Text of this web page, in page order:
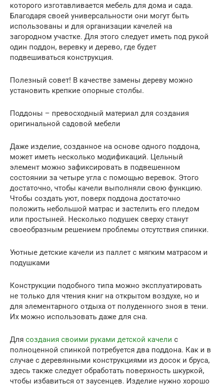
которого изготавливается мебель для дома и сада.
Благодаря своей универсальности они могут быть
использованы и для организации качелей на
загородном участке. Для этого следует иметь под рукой
один поддон, веревку и дерево, где будет
подвешиваться конструкция.
Полезный совет! В качестве замены дереву можно
установить крепкие опорные столбы.
Поддоны – превосходный материал для создания
оригинальной садовой мебели
Даже изделие, созданное на основе одного поддона,
может иметь несколько модификаций. Цельный
элемент можно зафиксировать в подвешенном
состоянии за четыре угла с помощью веревок. Этого
достаточно, чтобы качели выполняли свою функцию.
Чтобы создать уют, поверх поддона достаточно
положить небольшой матрас и застелить его пледом
или простыней. Несколько подушек сверху станут
своеобразным решением проблемы отсутствия спинки.
Уютные детские качели из паллет с мягким матрасом и
подушками
Конструкции подобного типа можно эксплуатировать
не только для чтения книг на открытом воздухе, но и
для элементарного отдыха от полуденного зноя в тени.
Их можно использовать даже для сна.
Для создания своими руками детской качели с
полноценной спинкой потребуется два поддона. Как и в
случае с деревянными конструкциями из досок и бруса,
здесь также следует обработать поверхность шкуркой,
чтобы избавиться от заусенцев. Изделие нужно хорошо